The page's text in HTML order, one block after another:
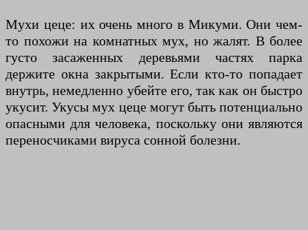
Мухи цеце: их очень много в Микуми. Они чем-
то похожи на комнатных мух, но жалят. В более
густо засаженных деревьями частях парка
держите окна закрытыми. Если кто-то попадает
внутрь, немедленно убейте его, так как он быстро
укусит. Укусы мух цеце могут быть потенциально
опасными для человека, поскольку они являются
переносчиками вируса сонной болезни.